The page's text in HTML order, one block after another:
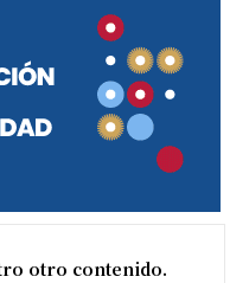
otro contenido.